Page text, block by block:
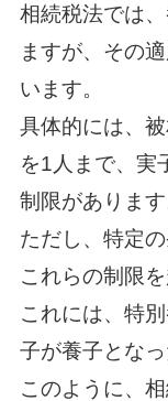
相続税法では
ますが、その
います。
具体的には、
を1人まで、実
制限があります
ただし、特定
これらの制限
これには、特
子が養子とな
このように、